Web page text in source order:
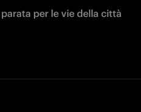
per le vie della città